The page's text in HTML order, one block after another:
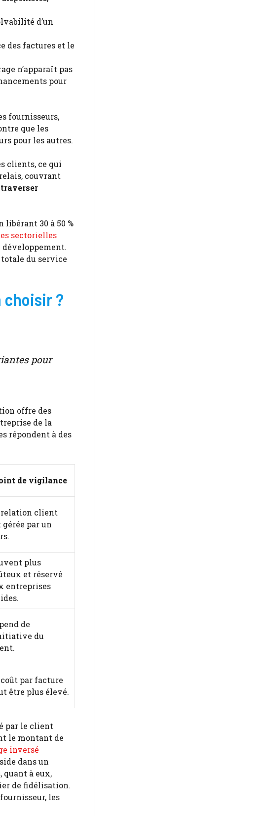
d’un
des factures et le
n’apparaît pas
pour
fournisseurs,
que les
pour les autres.
clients, ce qui
couvrant
traverser
libérant 30 à 50 %
sectorielles
du service
?
pour
offre des
de la
répondent à des
de vigilance
relation client
gérée par un
plus
et réservé
entreprises
de
du
par facture
être plus élevé.
par le client
le montant de
inversé
dans un
quant à eux,
de fidélisation.
les